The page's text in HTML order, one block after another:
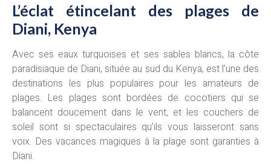
L’éclat étincelant des plages de
Diani, Kenya
Avec ses eaux turquoises et ses sables blancs, la côte
paradisiaque de Diani, située au sud du Kenya, est l’une des
destinations les plus populaires pour les amateurs de
plages. Les plages sont bordées de cocotiers qui se
balancent doucement dans le vent, et les couchers de
soleil sont si spectaculaires qu’ils vous laisseront sans
voix. Des vacances magiques à la plage sont garanties à
Diani.